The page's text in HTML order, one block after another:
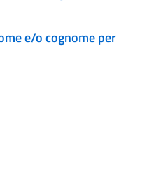
e/o cognome per